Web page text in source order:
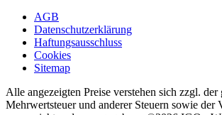
AGB
Datenschutzerklärung
Haftungsausschluss
Cookies
Sitemap
Alle angezeigten Preise verstehen sich zzgl. der
Mehrwertsteuer und anderer Steuern sowie der